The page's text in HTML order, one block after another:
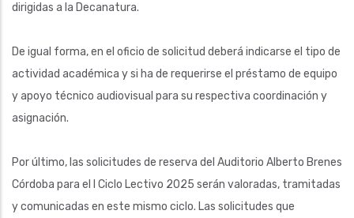
dirigidas a la Decanatura.
De igual forma, en el oficio de solicitud deberá indicarse el tipo de
actividad académica y si ha de requerirse el préstamo de equipo
y apoyo técnico audiovisual para su respectiva coordinación y
asignación.
Por último, las solicitudes de reserva del Auditorio Alberto Brenes
Córdoba para el I Ciclo Lectivo 2025 serán valoradas, tramitadas
y comunicadas en este mismo ciclo. Las solicitudes que